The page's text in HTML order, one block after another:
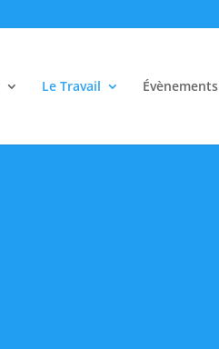
Le Travail Évènements